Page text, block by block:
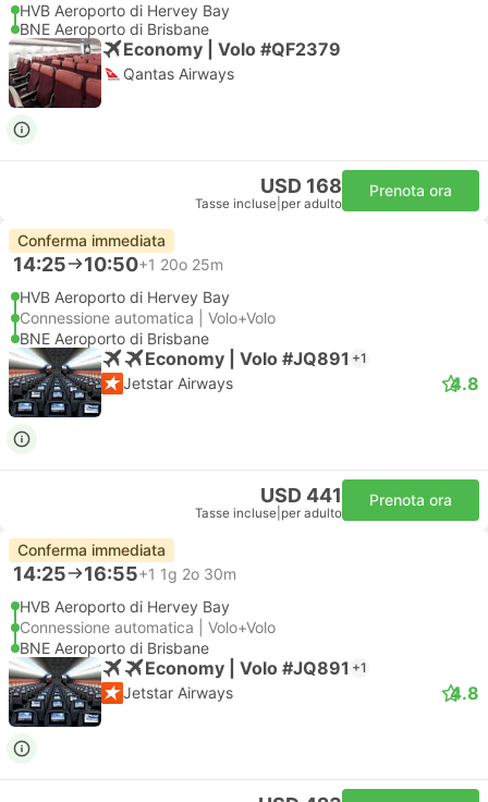
HVB Aeroporto di Hervey Bay
BNE Aeroporto di Brisbane
Economy | Volo #QF2379
Qantas Airways
USD 168
Tasse incluse per adulto
Prenota ora
Conferma immediata
14:25 10:50+1 20o 25m
HVB Aeroporto di Hervey Bay
Connessione automatica | Volo+Volo
BNE Aeroporto di Brisbane
Economy | Volo #JQ891 +1
Jetstar Airways 4.8
USD 441
Tasse incluse per adulto
Prenota ora
Conferma immediata
14:25 16:55+1 1g 2o 30m
HVB Aeroporto di Hervey Bay
Connessione automatica | Volo+Volo
BNE Aeroporto di Brisbane
Economy | Volo #JQ891 +1
Jetstar Airways 4.8